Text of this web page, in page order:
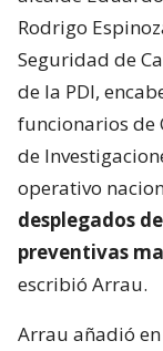
Rodrigo
Seguridad de
de la PDI,
funcionarios de
de
operativo
desplegados
preventivas
escribió Arrau.
Arrau añadió